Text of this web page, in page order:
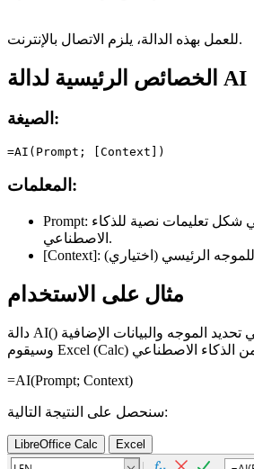
للعمل بهذه الدالة، يلزم الاتصال بالإنترنت.
الخصائص الرئيسية لدالة AI
الصيغة:
المعلمات:
Prompt:
الاصطناعي.
[Context]:
مثال على الاستخدام
دالة AI() سهلة الاستخدام. يكفي تحديد الموجه والبيانات الإضافية
=AI(Prompt; Context)
سنحصل على النتيجة التالية:
LibreOffice Calc Excel